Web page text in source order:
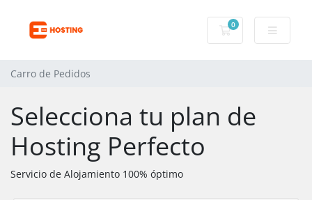
0
Carro de Pedidos
Carro de Pedidos
Selecciona tu plan de
Hosting Perfecto
Servicio de Alojamiento 100% óptimo